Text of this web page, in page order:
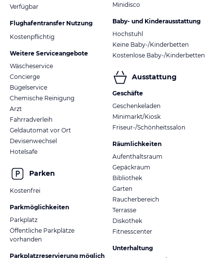
Verfügbar
Flughafentransfer Nutzung
Kostenpflichtig
Weitere Serviceangebote
Wäscheservice
Concierge
Bügelservice
Chemische Reinigung
Arzt
Fahrradverleih
Geldautomat vor Ort
Devisenwechsel
Hotelsafe
Parken
Kostenfrei
Parkmöglichkeiten
Parkplatz
Öffentliche Parkplätze
vorhanden
Parkplatzreservierung möglich
Minidisco
Baby- und Kinderausstattung
Hochstuhl
Keine Baby-/Kinderbetten
Kostenlose Baby-/Kinderbetten
Ausstattung
Geschäfte
Geschenkeladen
Minimarkt/Kiosk
Friseur-/Schönheitssalon
Räumlichkeiten
Aufenthaltsraum
Gepäckraum
Bibliothek
Garten
Raucherbereich
Terrasse
Diskothek
Fitnesscenter
Unterhaltung